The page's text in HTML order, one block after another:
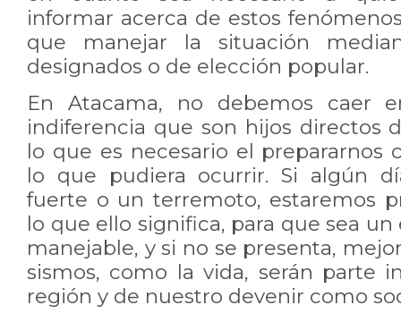
informar acerca de estos
que manejar la situación
designados o de elección popular.
En Atacama, no debemos caer
indiferencia que son hijos directos
lo que es necesario el prepararnos
lo que pudiera ocurrir. Si algún
fuerte o un terremoto, estaremos
lo que ello significa, para que sea
manejable, y si no se presenta,
sismos, como la vida, serán parte
región y de nuestro devenir como